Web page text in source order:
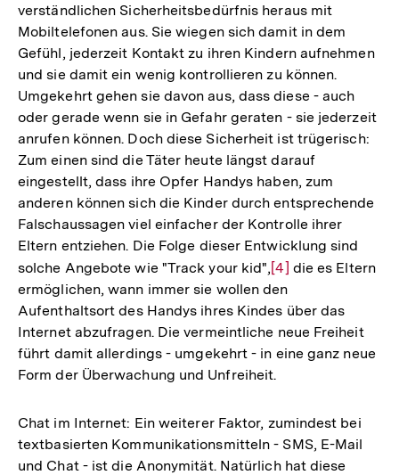
verständlichen Sicherheitsbedürfnis heraus mit
Mobiltelefonen aus. Sie wiegen sich damit in dem
Gefühl, jederzeit Kontakt zu ihren Kindern aufnehmen
und sie damit ein wenig kontrollieren zu können.
Umgekehrt gehen sie davon aus, dass diese - auch
oder gerade wenn sie in Gefahr geraten - sie jederzeit
anrufen können. Doch diese Sicherheit ist trügerisch:
Zum einen sind die Täter heute längst darauf
eingestellt, dass ihre Opfer Handys haben, zum
anderen können sich die Kinder durch entsprechende
Falschaussagen viel einfacher der Kontrolle ihrer
Eltern entziehen. Die Folge dieser Entwicklung sind
solche Angebote wie "Track your kid",Zur
Auflösung
der
Fußnote
[4] die es Eltern
ermöglichen, wann immer sie wollen den
Aufenthaltsort des Handys ihres Kindes über das
Internet abzufragen. Die vermeintliche neue Freiheit
führt damit allerdings - umgekehrt - in eine ganz neue
Form der Überwachung und Unfreiheit.
Chat im Internet: Ein weiterer Faktor, zumindest bei
textbasierten Kommunikationsmitteln - SMS, E-Mail
und Chat - ist die Anonymität. Natürlich hat diese